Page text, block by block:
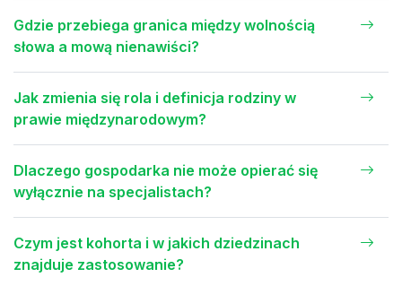
Gdzie przebiega granica między wolnością
słowa a mową nienawiści?
Jak zmienia się rola i definicja rodziny w
prawie międzynarodowym?
Dlaczego gospodarka nie może opierać się
wyłącznie na specjalistach?
Czym jest kohorta i w jakich dziedzinach
znajduje zastosowanie?